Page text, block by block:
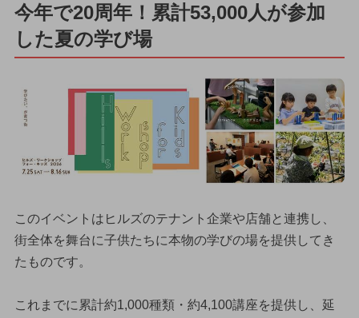
今年で20周年！累計53,000人が参加
した夏の学び場
このイベントはヒルズのテナント企業や店舗と連携し、
街全体を舞台に子供たちに本物の学びの場を提供してき
たものです。
これまでに累計約1,000種類・約4,100講座を提供し、延